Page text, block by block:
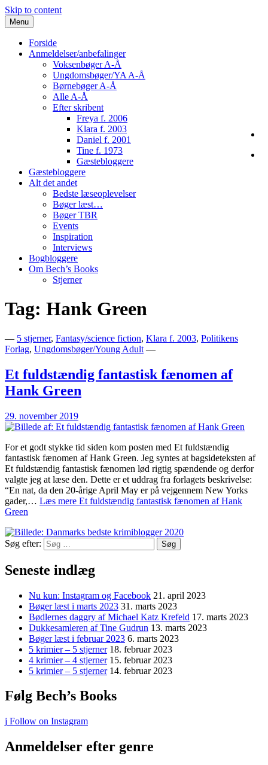
Skip to content
Menu
Forside
Anmeldelser/anbefalinger
Voksenbøger A-Å
Ungdomsbøger/YA A-Å
Børnebøger A-Å
Alle A-Å
Efter skribent
Freya f. 2006
Klara f. 2003
Daniel f. 2001
Tine f. 1973
Gæstebloggere
Gæstebloggere
Alt det andet
Bedste læseoplevelser
Bøger læst…
Bøger TBR
Events
Inspiration
Interviews
Bogbloggere
Om Bech’s Books
Stjerner
Bech's Books
Bogblog – Vi ♥ Bøger
Tag: Hank Green
— 5 stjerner, Fantasy/science fiction, Klara f. 2003, Politikens
Forlag, Ungdomsbøger/Young Adult —
Et fuldstændig fantastisk fænomen af
Hank Green
29. november 2019
For et godt stykke tid siden kom posten med Et fuldstændig
fantastisk fænomen af Hank Green. Jeg syntes at bagsideteksten af
Et fuldstændig fantastisk fænomen lød rigtig spændende og derfor
valgte jeg at læse den. Dette er et uddrag fra forlagets beskrivelse:
“En nat, da den 20-årige April May er på vejgennem New Yorks
gader,… Læs mere Et fuldstændig fantastisk fænomen af Hank
Green
Søg efter:
Seneste indlæg
Nu kun: Instagram og Facebook 21. april 2023
Bøger læst i marts 2023 31. marts 2023
Bødlernes daggry af Michael Katz Krefeld 17. marts 2023
Dukkesamleren af Tine Gudrun 13. marts 2023
Bøger læst i februar 2023 6. marts 2023
5 krimier – 5 stjerner 18. februar 2023
4 krimier – 4 stjerner 15. februar 2023
5 krimier – 5 stjerner 14. februar 2023
Følg Bech’s Books
Follow on Instagram
Anmeldelser efter genre